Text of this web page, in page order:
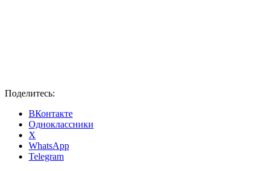
Поделитесь:
ВКонтакте
Одноклассники
X
WhatsApp
Telegram